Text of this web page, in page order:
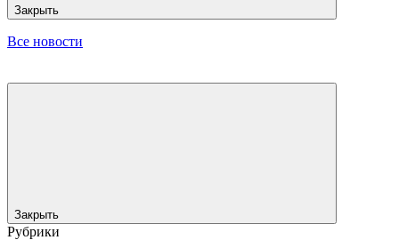
Закрыть
Все новости
Закрыть
Рубрики